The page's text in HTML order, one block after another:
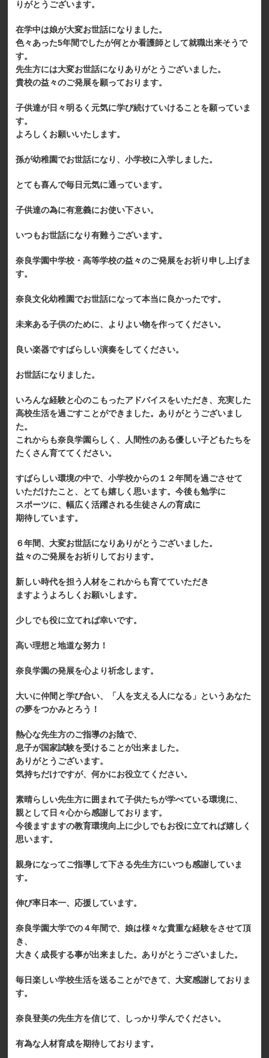
りがとうございます。
在学中は娘が大変お世話になりました。
色々あった5年間でしたが何とか看護師として就職出来そうで
す。
先生方には大変お世話になりありがとうございました。
貴校の益々のご発展を願っております。
子供達が日々明るく元気に学び続けていけることを願っていま
す。
よろしくお願いいたします。
孫が幼稚園でお世話になり、小学校に入学しました。
とても喜んで毎日元気に通っています。
子供達の為に有意義にお使い下さい。
いつもお世話になり有難うございます。
奈良学園中学校・高等学校の益々のご発展をお祈り申し上げま
す。
奈良文化幼稚園でお世話になって本当に良かったです。
未来ある子供のために、よりよい物を作ってください。
良い楽器ですばらしい演奏をしてください。
お世話になりました。
いろんな経験と心のこもったアドバイスをいただき、充実した
高校生活を過ごすことができました。ありがとうございまし
た。
これからも奈良学園らしく、人間性のある優しい子どもたちを
たくさん育ててください。
すばらしい環境の中で、小学校からの１２年間を過ごさせて
いただけたこと、とても嬉しく思います。今後も勉学に
スポーツに、幅広く活躍される生徒さんの育成に
期待しています。
６年間、大変お世話になりありがとうございました。
益々のご発展をお祈りしております。
新しい時代を担う人材をこれからも育てていただき
ますようよろしくお願いします。
少しでも役に立てれば幸いです。
高い理想と地道な努力！
奈良学園の発展を心より祈念します。
大いに仲間と学び合い、「人を支える人になる」というあなた
の夢をつかみとろう！
熱心な先生方のご指導のお陰で、
息子が国家試験を受けることが出来ました。
ありがとうございます。
気持ちだけですが、何かにお役立てください。
素晴らしい先生方に囲まれて子供たちが学べている環境に、
親として日々心から感謝しております。
今後ますますの教育環境向上に少しでもお役に立てれば嬉しく
思います。
親身になってご指導して下さる先生方にいつも感謝していま
す。
伸び率日本一、応援しています。
奈良学園大学での４年間で、娘は様々な貴重な経験をさせて頂
き、
大きく成長する事が出来ました。ありがとうございました。
毎日楽しい学校生活を送ることができて、大変感謝しておりま
す。
奈良登美の先生方を信じて、しっかり学んでください。
有為な人材育成を期待しております。